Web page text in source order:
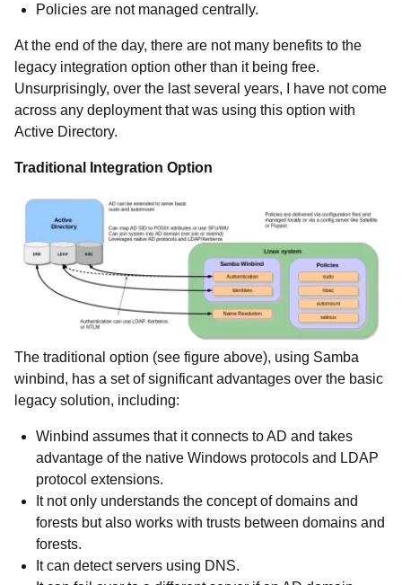
Policies are not managed centrally.
At the end of the day, there are not many benefits to the
legacy integration option other than it being free.
Unsurprisingly, over the last several years, I have not come
across any deployment that was using this option with
Active Directory.
Traditional Integration Option
The traditional option (see figure above), using Samba
winbind, has a set of significant advantages over the basic
legacy solution, including:
Winbind assumes that it connects to AD and takes
advantage of the native Windows protocols and LDAP
protocol extensions.
It not only understands the concept of domains and
forests but also works with trusts between domains and
forests.
It can detect servers using DNS.